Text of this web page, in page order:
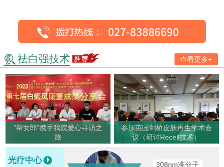
祛白强技术 查看更多+
"帮女郎"携手我院爱心寻访之
旅
参加英国剑桥皮肤再生学术会
议（研讨Recell技术）
光疗中心
308nm准分子